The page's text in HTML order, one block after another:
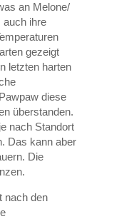
an Melone/
auch ihre
gezeigt
letzten harten
diese
überstanden.
nach Standort
Das kann aber
Die
nach den